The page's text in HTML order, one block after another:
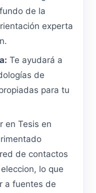
de la
experta
Te ayudará a
de
para tu
en Tesis en
de contactos
lo que
a fuentes de